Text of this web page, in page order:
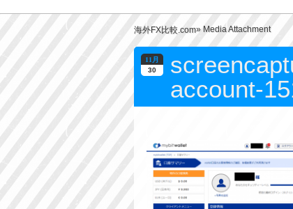
海外FX比較.com» Media Attachment
11月
30
account-